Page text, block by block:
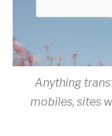
Anything
mobiles, sites